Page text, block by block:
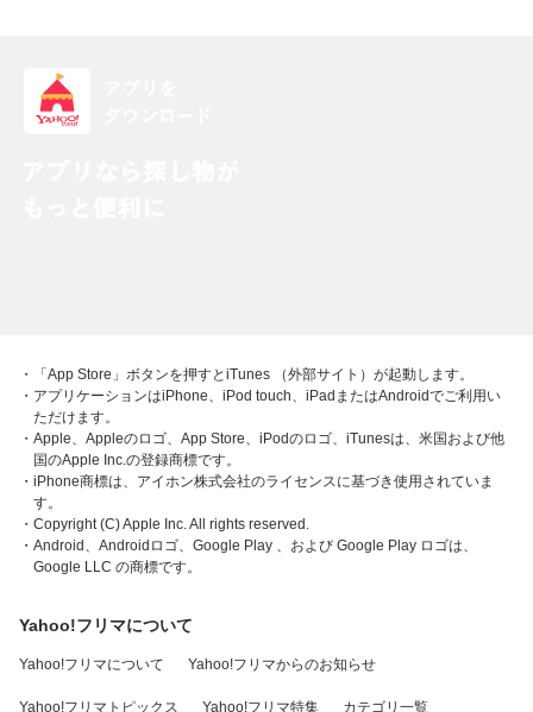
・「App Store」ボタンを押すとiTunes （外部サイト）が起動します。
・アプリケーションはiPhone、iPod touch、iPadまたはAndroidでご利用い
ただけます。
・Apple、Appleのロゴ、App Store、iPodのロゴ、iTunesは、米国および他
国のApple Inc.の登録商標です。
・iPhone商標は、アイホン株式会社のライセンスに基づき使用されていま
す。
・Copyright (C) Apple Inc. All rights reserved.
・Android、Androidロゴ、Google Play 、および Google Play ロゴは、
Google LLC の商標です。
Yahoo!フリマについて
Yahoo!フリマについて Yahoo!フリマからのお知らせ
Yahoo!フリマトピックス Yahoo!フリマ特集 カテゴリ一覧